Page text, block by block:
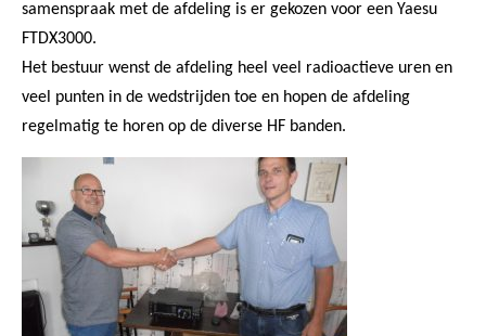
samenspraak met de afdeling is er gekozen voor een Yaesu
FTDX3000.
Het bestuur wenst de afdeling heel veel radioactieve uren en
veel punten in de wedstrijden toe en hopen de afdeling
regelmatig te horen op de diverse HF banden.